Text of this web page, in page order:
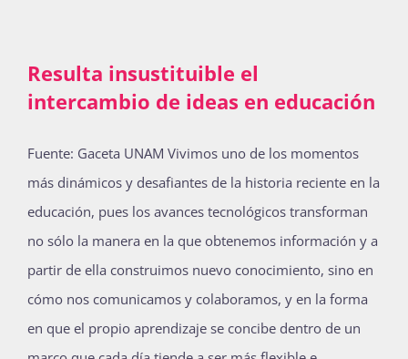
Resulta insustituible el
intercambio de ideas en educación
Fuente: Gaceta UNAM Vivimos uno de los momentos
más dinámicos y desafiantes de la historia reciente en la
educación, pues los avances tecnológicos transforman
no sólo la manera en la que obtenemos información y a
partir de ella construimos nuevo conocimiento, sino en
cómo nos comunicamos y colaboramos, y en la forma
en que el propio aprendizaje se concibe dentro de un